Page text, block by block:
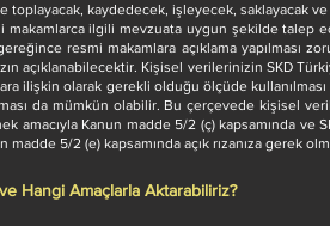
kaydedecek, işleyecek, saklayacak ve
makamlarca ilgili mevzuata uygun şekilde talep
resmi makamlara açıklama yapılması
açıklanabilecektir. Kişisel verilerinizin SKD
ilişkin olarak gerekli olduğu ölçüde
da mümkün olabilir. Bu çerçevede kişisel
amacıyla Kanun madde 5/2 (ç) kapsamında ve
madde 5/2 (e) kapsamında açık rızanıza gerek
Hangi Amaçlarla Aktarabiliriz?